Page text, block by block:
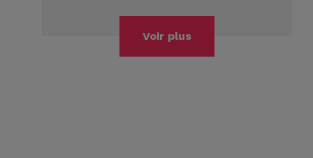
Voir plus